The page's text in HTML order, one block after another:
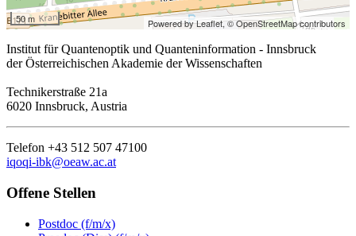
50 m Powered by Leaflet,© OpenStreetMap contributors
Institut für Quantenoptik und Quanteninformation - Innsbruck
der Österreichischen Akademie der Wissenschaften
Technikerstraße 21a
6020 Innsbruck, Austria
Telefon +43 512 507 47100
iqoqi-ibk@oeaw.ac.at
Offene Stellen
Postdoc (f/m/x)